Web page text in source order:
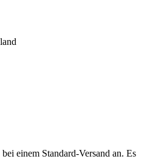
einem Standard-Versand an. Es